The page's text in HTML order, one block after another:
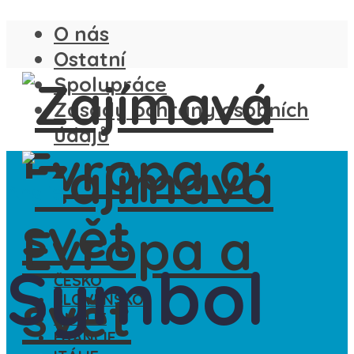
O nás
Ostatní
Spolupráce
Zásady ochrany osobních
údajů
ČESKO
SLOVENSKO
ANGLIE
FRANCIE
Symbol